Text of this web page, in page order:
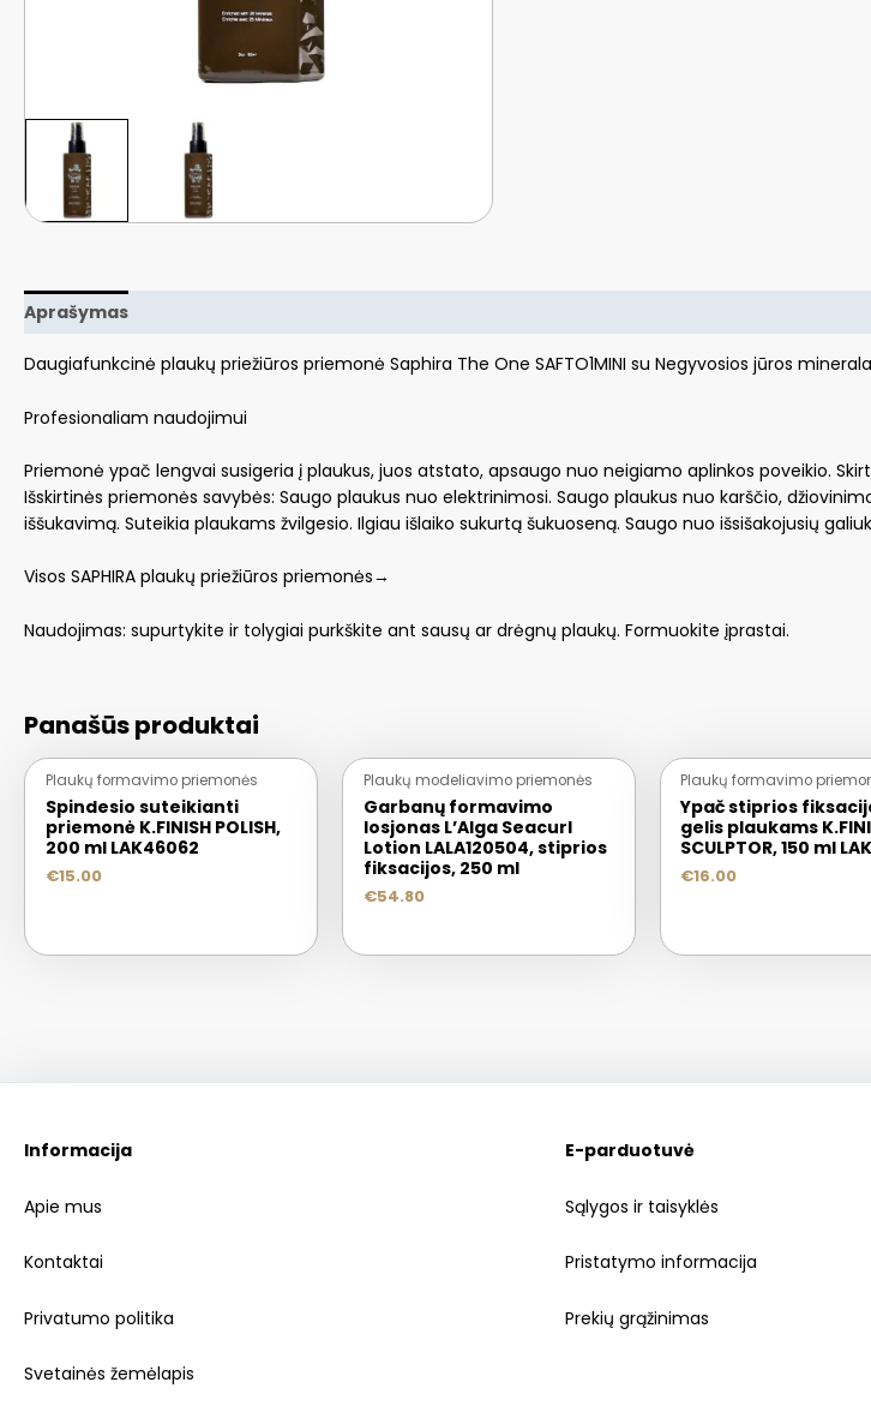
Aprašymas
Daugiafunkcinė plaukų priežiūros priemonė Saphira The One SAFTO1MINI su Negyvosios jūros
Profesionaliam naudojimui
Priemonė ypač lengvai susigeria į plaukus, juos atstato, apsaugo nuo neigiamo aplinkos poveikio.
Išskirtinės priemonės savybės: Saugo plaukus nuo elektrinimosi. Saugo plaukus nuo karščio,
iššukavimą. Suteikia plaukams žvilgesio. Ilgiau išlaiko sukurtą šukuoseną. Saugo nuo išsišakojusių
Visos SAPHIRA plaukų priežiūros priemonės→
Naudojimas: supurtykite ir tolygiai purkškite ant sausų ar drėgnų plaukų. Formuokite įprastai.
Panašūs produktai
Plaukų formavimo priemonės
Spindesio suteikianti
priemonė K.FINISH POLISH,
200 ml LAK46062
€15.00
Plaukų modeliavimo priemonės
Garbanų formavimo
losjonas L’Alga Seacurl
Lotion LALA120504, stiprios
fiksacijos, 250 ml
€54.80
Plaukų formavimo
Ypač stiprios
gelis plaukams
SCULPTOR, 150 ml
€16.00
Informacija
Apie mus
Kontaktai
Privatumo politika
Svetainės žemėlapis
E-parduotuvė
Sąlygos ir taisyklės
Pristatymo informacija
Prekių grąžinimas